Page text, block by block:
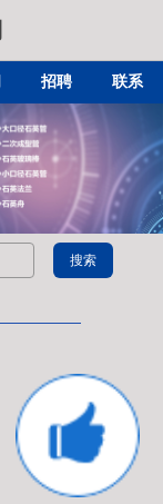
招聘 联系